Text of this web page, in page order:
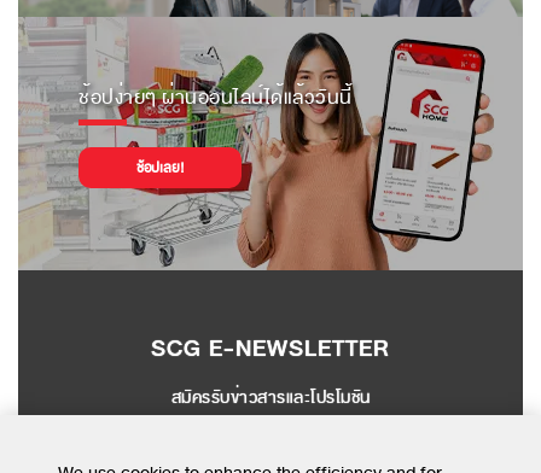
ช้อปง่ายๆ ผ่านออนไลน์ได้แล้ววันนี้
ช้อปเลย!
SCG E-NEWSLETTER
สมัครรับข่าวสารและโปรโมชัน
SEND